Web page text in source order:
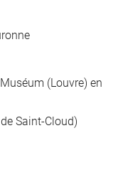
(Louvre) en
Saint-Cloud)